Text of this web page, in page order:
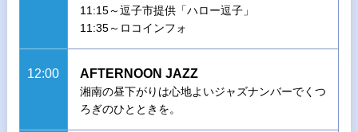
11:15～逗子市提供「ハロー逗子」
11:35～ロコインフォ
12:00 AFTERNOON JAZZ
湘南の昼下がりは心地よいジャズナンバーでくつ
ろぎのひとときを。